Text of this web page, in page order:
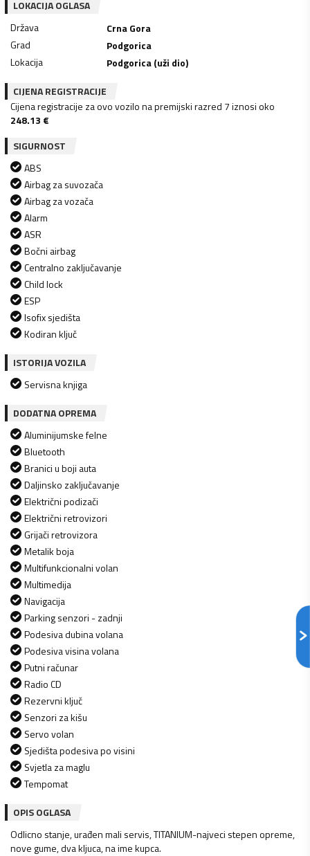
LOKACIJA OGLASA
Država
Crna Gora
Grad
Podgorica
Lokacija
Podgorica (uži dio)
CIJENA REGISTRACIJE
Cijena registracije za ovo vozilo na premijski razred 7 iznosi oko
248.13 €
SIGURNOST
ABS
Airbag za suvozača
Airbag za vozača
Alarm
ASR
Bočni airbag
Centralno zaključavanje
Child lock
ESP
Isofix sjedišta
Kodiran ključ
ISTORIJA VOZILA
Servisna knjiga
DODATNA OPREMA
Aluminijumske felne
Bluetooth
Branici u boji auta
Daljinsko zaključavanje
Električni podizači
Električni retrovizori
Grijači retrovizora
Metalik boja
Multifunkcionalni volan
Multimedija
Navigacija
Parking senzori - zadnji
Podesiva dubina volana
Podesiva visina volana
Putni računar
Radio CD
Rezervni ključ
Senzori za kišu
Servo volan
Sjedišta podesiva po visini
Svjetla za maglu
Tempomat
OPIS OGLASA
Odlicno stanje, urađen mali servis, TITANIUM-najveci stepen opreme,
nove gume, dva kljuca, na ime kupca.